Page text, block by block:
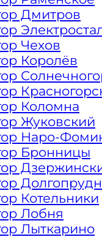
Дмитров
Чехов
Королёв
Коломна
Жуковский
Наро-
Бронницы
Котельники
Лобня
Лыткарино